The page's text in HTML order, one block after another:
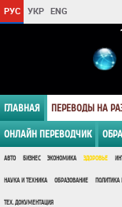
РУС УКР ENG
ГЛАВНАЯ ПЕРЕВОДЫ НА
ОНЛАЙН ПЕРЕВОДЧИК
АВТО БИЗНЕС ЭКОНОМИКА ЗДОРОВЬЕ
НАУКА И ТЕХНИКА ОБРАЗОВАНИЕ ПОЛИТИКА
ТЕХ. ДОКУМЕНТАЦИЯ